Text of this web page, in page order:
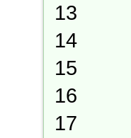
13
14
15
16
17